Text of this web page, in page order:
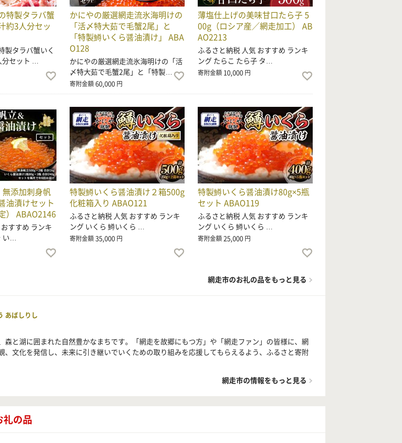
特製タラバ蟹
約3人分セッ
製タラバ蟹いく
分セット …
かにやの厳選網走流氷海明けの
「活〆特大茹で毛蟹2尾」と
「特製鱒いくら醤油漬け」 ABA
O128
かにやの厳選網走流氷海明けの「活
〆特大茹で毛蟹2尾」と「特製…
寄附金額60,000 円
薄塩仕上げの美味甘口たら子 5
00g（ロシア産／網走加工） AB
AO2213
ふるさと納税 人気 おすすめ ランキ
ング たらこ たら子 タ…
寄附金額 10,000 円
無添加刺身帆
油漬けセット
） ABAO2146
すすめ ランキ
い…
特製鱒いくら醤油漬け２箱500g
化粧箱入り ABAO121
ふるさと納税 人気 おすすめ ランキ
ング いくら 鱒いくら …
寄附金額35,000 円
特製鱒いくら醤油漬け80g×5瓶
セット ABAO119
ふるさと納税 人気 おすすめ ランキ
ング いくら 鱒いくら …
寄附金額25,000 円
網走市のお礼の品をもっと見る
あばしりし
森と湖に囲まれた自然豊かなまちです。「網走を故郷にもつ方」や「網走ファン」の皆様に、網
、文化を発信し、未来に引き継いでいくための取り組みを応援してもらえるよう、ふるさと寄附
網走市の情報をもっと見る
礼の品